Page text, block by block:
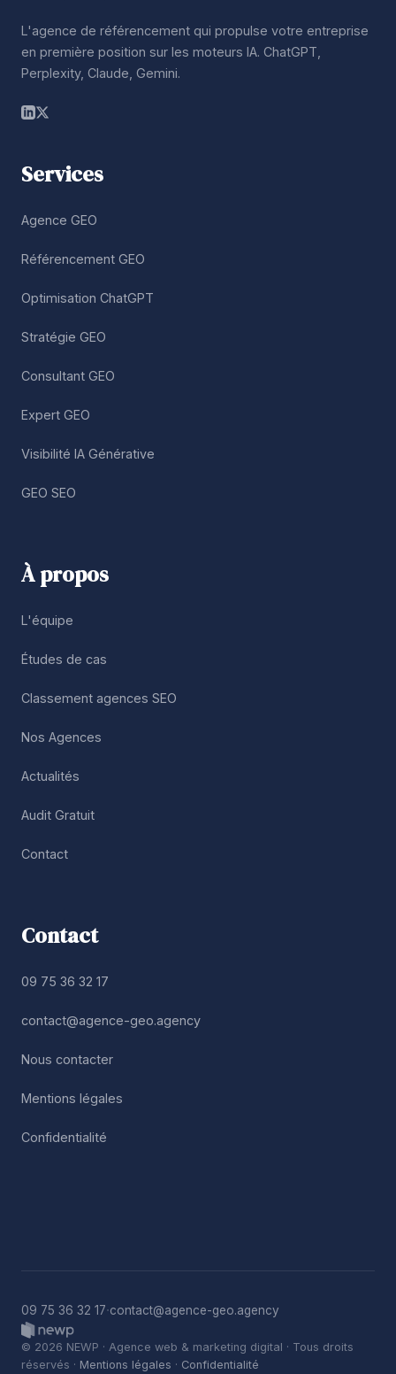
L'agence de référencement qui propulse votre entreprise
en première position sur les moteurs IA. ChatGPT,
Perplexity, Claude, Gemini.
Services
Agence GEO
Référencement GEO
Optimisation ChatGPT
Stratégie GEO
Consultant GEO
Expert GEO
Visibilité IA Générative
GEO SEO
À propos
L'équipe
Études de cas
Classement agences SEO
Nos Agences
Actualités
Audit Gratuit
Contact
Contact
09 75 36 32 17
contact@agence-geo.agency
Nous contacter
Mentions légales
Confidentialité
09 75 36 32 17·contact@agence-geo.agency
© 2026 NEWP · Agence web & marketing digital · Tous droits
réservés · Mentions légales · Confidentialité